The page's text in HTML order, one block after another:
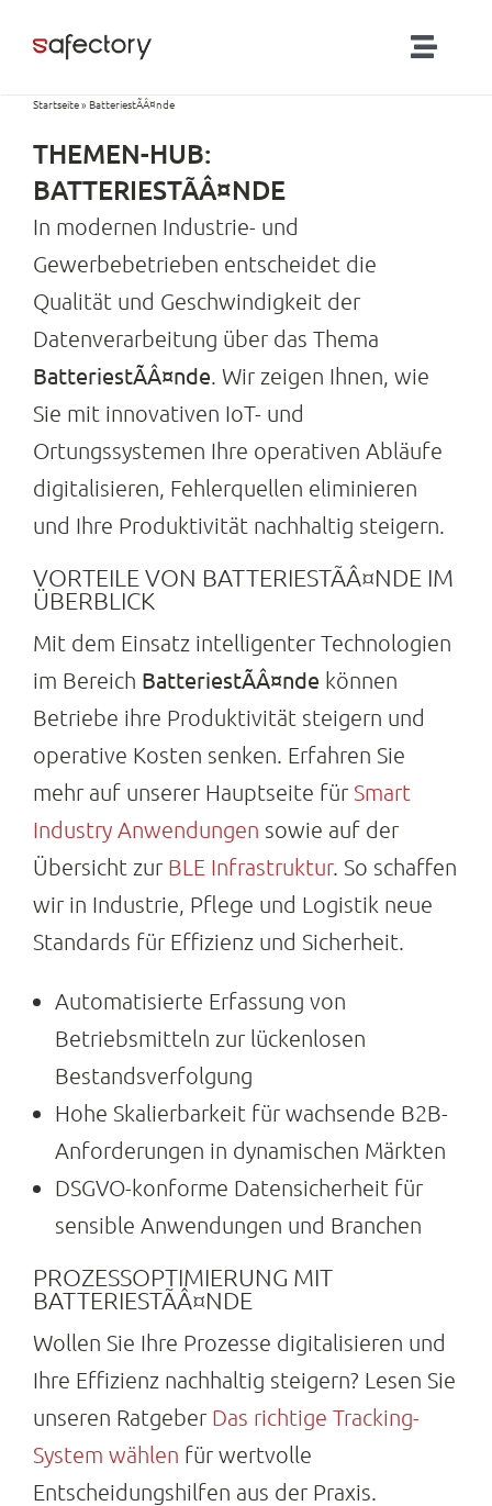
Inhalt
Partner
Produkte
RTLS-Blog
Suche
Startseite» BatteriestÃÂ¤nde
THEMEN-HUB:
BATTERIESTÃÂ¤NDE
In modernen Industrie- und
Gewerbebetrieben entscheidet die
Qualität und Geschwindigkeit der
Datenverarbeitung über das Thema
BatteriestÃÂ¤nde. Wir zeigen Ihnen, wie
Sie mit innovativen IoT- und
Ortungssystemen Ihre operativen Abläufe
digitalisieren, Fehlerquellen eliminieren
und Ihre Produktivität nachhaltig steigern.
VORTEILE VON BATTERIESTÃÂ¤NDE IM
ÜBERBLICK
Mit dem Einsatz intelligenter Technologien
im Bereich BatteriestÃÂ¤nde können
Betriebe ihre Produktivität steigern und
operative Kosten senken. Erfahren Sie
mehr auf unserer Hauptseite für Smart
Industry Anwendungen sowie auf der
Übersicht zur BLE Infrastruktur. So schaffen
wir in Industrie, Pflege und Logistik neue
Standards für Effizienz und Sicherheit.
Automatisierte Erfassung von
Betriebsmitteln zur lückenlosen
Bestandsverfolgung
Hohe Skalierbarkeit für wachsende B2B-
Anforderungen in dynamischen Märkten
DSGVO-konforme Datensicherheit für
sensible Anwendungen und Branchen
PROZESSOPTIMIERUNG MIT
BATTERIESTÃÂ¤NDE
Wollen Sie Ihre Prozesse digitalisieren und
Ihre Effizienz nachhaltig steigern? Lesen Sie
unseren Ratgeber Das richtige Tracking-
System wählen für wertvolle
Entscheidungshilfen aus der Praxis.